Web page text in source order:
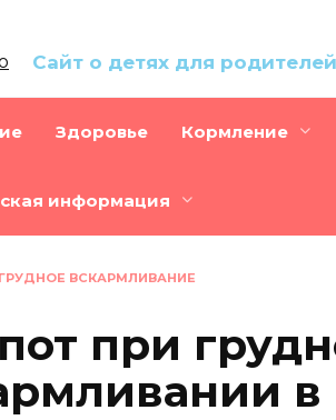
Сайт о детях для родителей
Здоровье Кормление
информация
ГРУДНОЕ ВСКАРМЛИВАНИЕ
при